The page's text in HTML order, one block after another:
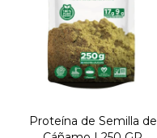
Proteína de Semilla de